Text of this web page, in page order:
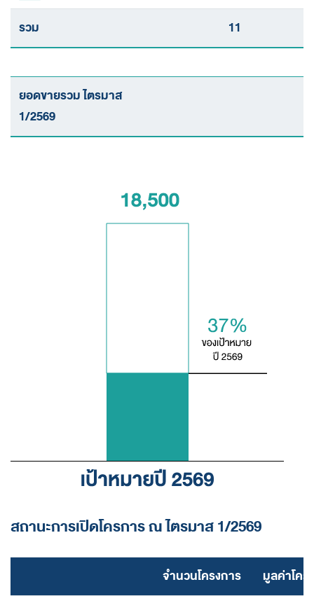
รวม 11
ยอดขายรวม ไตรมาส
1/2569
สถานะการเปิดโครการ ณ ไตรมาส 1/2569
จำนวนโครงการ มูลค่าโค